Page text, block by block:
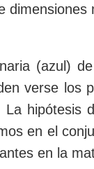
dimensiones
(azul)
verse los
hipótesis
en el
en la